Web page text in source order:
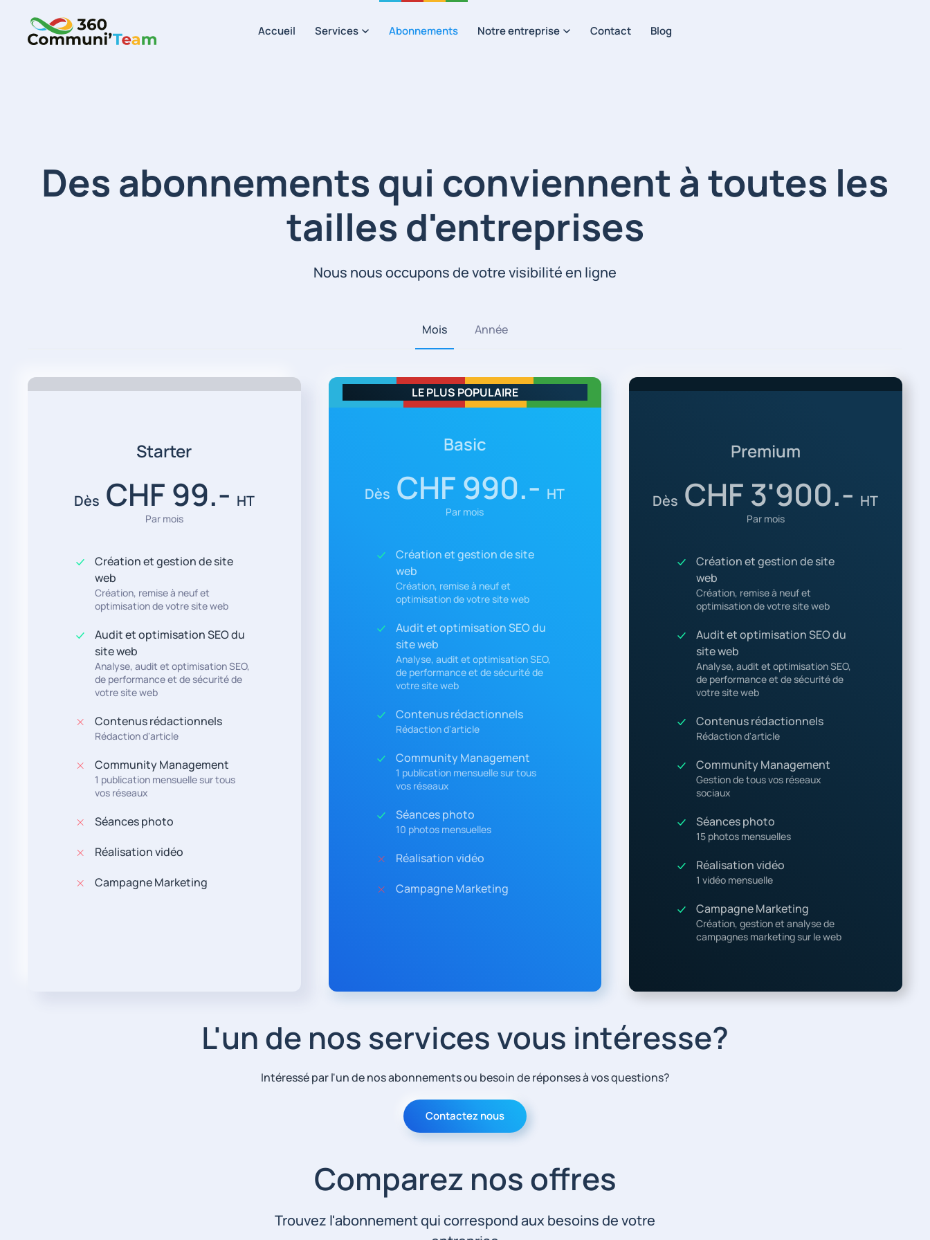
Skip to main content
Accueil Services Abonnements Notre entreprise Contact Blog
Des abonnements qui conviennent à toutes les
tailles d'entreprises
Nous nous occupons de votre visibilité en ligne
Mois Année
Starter
Dès CHF 99.- HT
Par mois
Création et gestion de site
web
Création, remise à neuf et
optimisation de votre site web
Audit et optimisation SEO du
site web
Analyse, audit et optimisation SEO,
de performance et de sécurité de
votre site web
Contenus rédactionnels
Rédaction d'article
Community Management
1 publication mensuelle sur tous
vos réseaux
Séances photo
Réalisation vidéo
Campagne Marketing
Basic
Dès CHF 990.- HT
Par mois
Création et gestion de site
web
Création, remise à neuf et
optimisation de votre site web
Audit et optimisation SEO du
site web
Analyse, audit et optimisation SEO,
de performance et de sécurité de
votre site web
Contenus rédactionnels
Rédaction d'article
Community Management
1 publication mensuelle sur tous
vos réseaux
Séances photo
10 photos mensuelles
Réalisation vidéo
Campagne Marketing
Premium
Dès CHF 3'900.- HT
Par mois
Création et gestion de site
web
Création, remise à neuf et
optimisation de votre site web
Audit et optimisation SEO du
site web
Analyse, audit et optimisation SEO,
de performance et de sécurité de
votre site web
Contenus rédactionnels
Rédaction d'article
Community Management
Gestion de tous vos réseaux
sociaux
Séances photo
15 photos mensuelles
Réalisation vidéo
1 vidéo mensuelle
Campagne Marketing
Création, gestion et analyse de
campagnes marketing sur le web
L'un de nos services vous intéresse?
Intéressé par l'un de nos abonnements ou besoin de réponses à vos questions?
Contactez nous
Comparez nos offres
Trouvez l'abonnement qui correspond aux besoins de votre